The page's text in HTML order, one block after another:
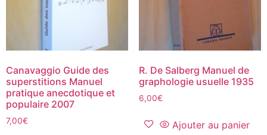
Canavaggio Guide des
superstitions Manuel
pratique anecdotique et
populaire 2007
7,00€
R. De Salberg Manuel de
graphologie usuelle 1935
6,00€
Ajouter au panier